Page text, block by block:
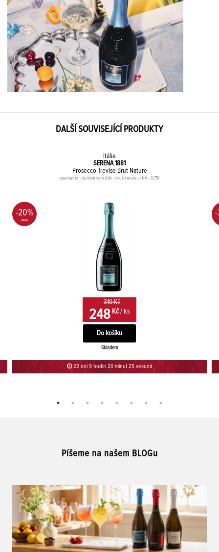
DALŠÍ SOUVISEJÍCÍ PRODUKTY
Itálie
SERENA 1881
Prosecco Treviso Brut Nature
spumante - šumivé víno bílé - brut nature - rNV - 0,75l
-20%
310 Kč
248 Kč / ks
Skladem
22 dní 9 hodin 20 minut 25 sekund
Píšeme na našem BLOGu